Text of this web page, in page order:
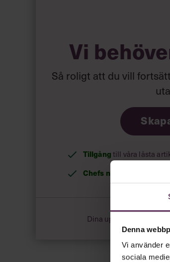
Denna
Vi använder
sociala
Vi
Så roligt att du vill
Tillgång till våra låsta
Chefs nyhetsbrev
Dina uppgifter delas